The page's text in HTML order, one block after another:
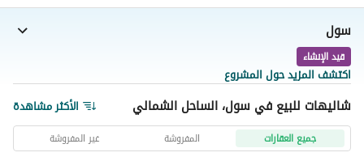
سول
قيد الإنشاء
اكتشف المزيد حول المشروع
شاليهات للبيع في سول، الساحل الشمالي الأكثر مشاهدة
جميع العقارات المفروشة غير المفروشة